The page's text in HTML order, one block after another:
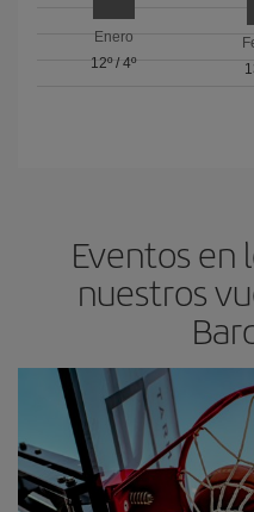
Enero
12º/4º
Eventos en
nuestros